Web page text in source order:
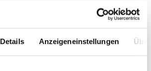
Details Anzeigeneinstellungen